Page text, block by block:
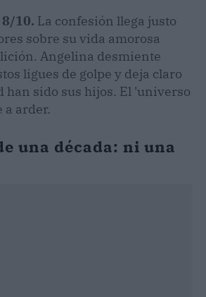
8/10. La confesión llega justo
sobre su vida amorosa
Angelina desmiente
ligues de golpe y deja claro
han sido sus hijos. El 'universo
a arder.
una década: ni una